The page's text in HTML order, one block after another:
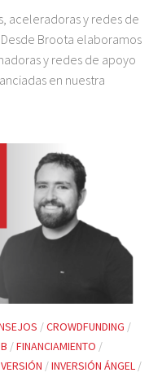
aceleradoras y redes de
Broota elaboramos
y redes de apoyo
en nuestra
/CROWDFUNDING /
/FINANCIAMIENTO /
/INVERSIÓN ÁNGEL /